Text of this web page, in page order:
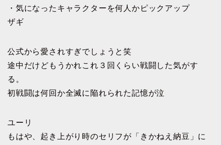
・気になったキャラクターを何人かピックアップ
ザギ
公式から愛されすぎでしょうと笑
途中だけどもうかれこれ３回くらい戦闘した気がす
る。
初戦闘は何回か全滅に陥れられた記憶が泣
ユーリ
もはや、起き上がり時のセリフが「きかねえ納豆」に